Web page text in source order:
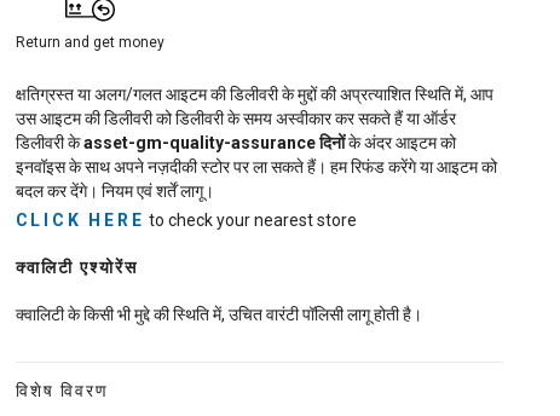
Return and get money
क्षतिग्रस्त या अलग/गलत आइटम की डिलीवरी के मुद्दों की अप्रत्याशित स्थिति में, आप
उस आइटम की डिलीवरी को डिलीवरी के समय अस्वीकार कर सकते हैं या ऑर्डर
डिलीवरी केasset-gm-quality-assuranceदिनोंके अंदर आइटम को
इनवॉइस के साथ अपने नज़दीकी स्टोर पर ला सकते हैं। हम रिफंड करेंगे या आइटम को
बदल कर देंगे। नियम एवं शर्तें लागू।
CLICK HERE to check your nearest store
क्वालिटी एश्योरेंस
क्वालिटी के किसी भी मुद्दे की स्थिति में, उचित वारंटी पॉलिसी लागू होती है।
विशेष विवरण